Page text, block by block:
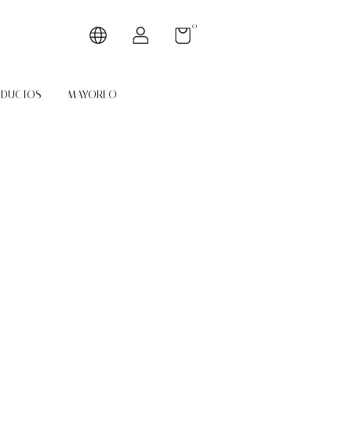
0
MAYOREO